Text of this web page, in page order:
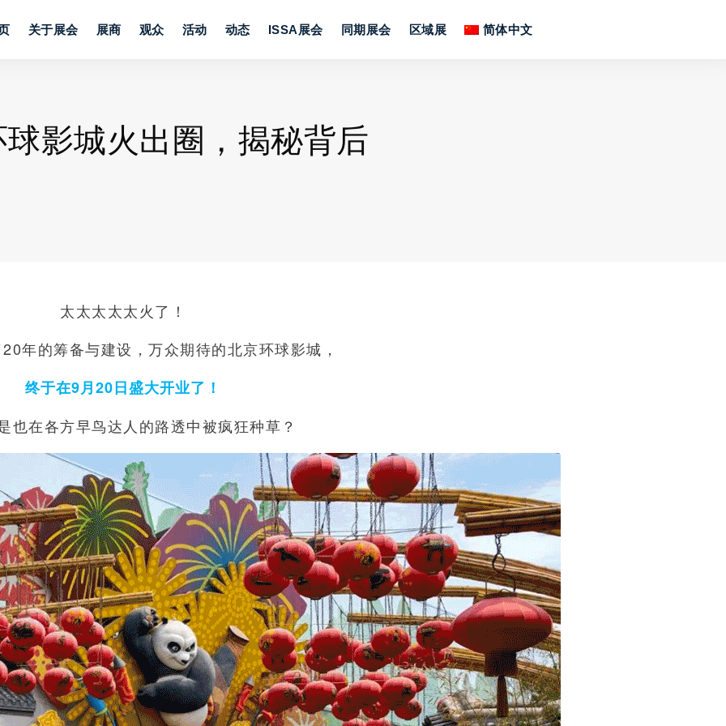
关于展会 展商 观众 活动 动态 ISSA展会 同期展会 区域展 简体中文
影城火出圈，揭秘背后
太太太太太火了！
年的筹备与建设，万众期待的北京环球影城，
终于在9月20日盛大开业了！
也在各方早鸟达人的路透中被疯狂种草？